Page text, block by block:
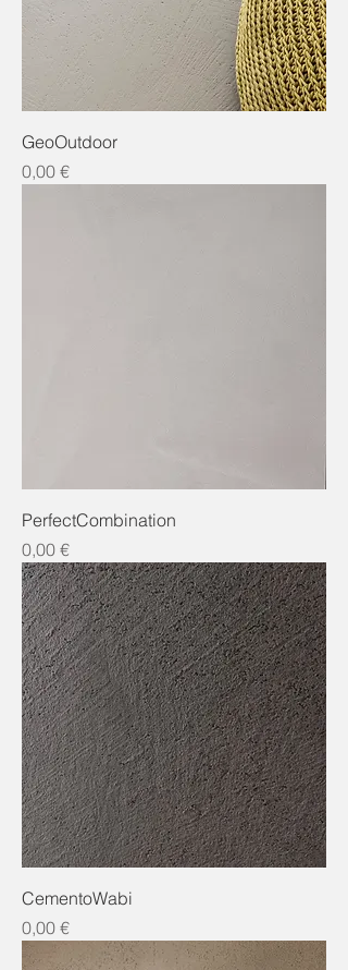
GeoOutdoor
Preis
0,00 €
PerfectCombination
Preis
0,00 €
CementoWabi
Preis
0,00 €